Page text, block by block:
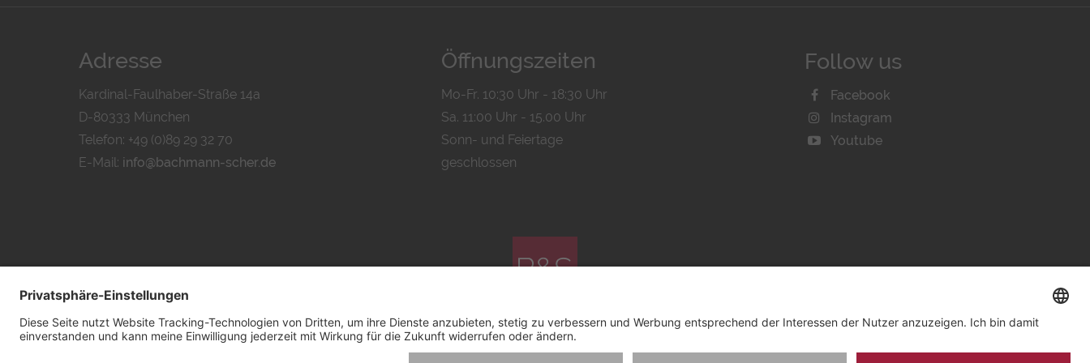
Adresse
Kardinal-Faulhaber-Straße 14a
D-80333 München
Telefon: +49 (0)89 29 32 70
E-Mail: info@bachmann-scher.de
Öffnungszeiten
Mo-Fr. 10:30 Uhr - 18:30 Uhr
Sa. 11:00 Uhr - 15.00 Uhr
Sonn- und Feiertage
geschlossen
Follow us
Facebook
Instagram
Youtube
© 2026 by Bachmann & Scher GmbH / Watchandco GmbH